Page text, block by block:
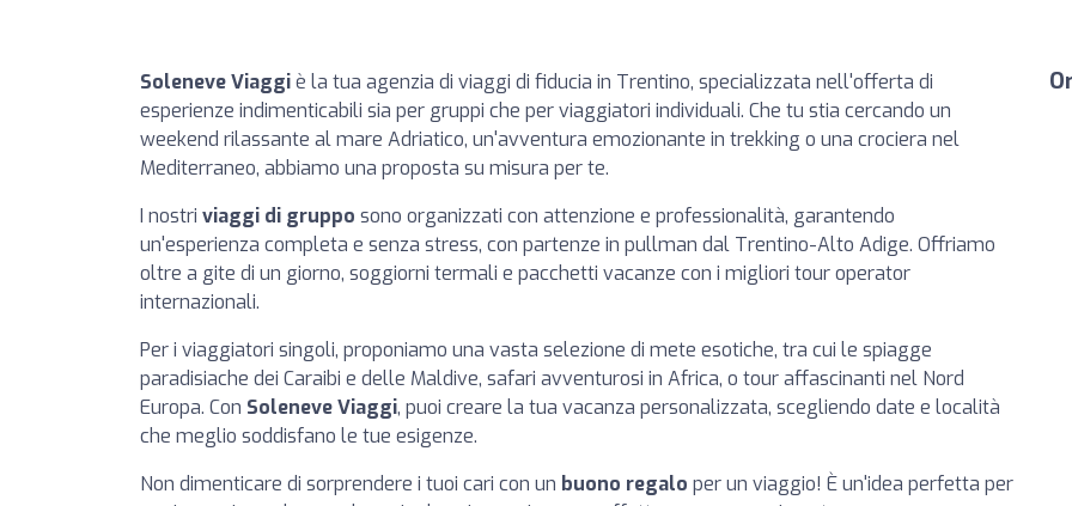
Soleneve Viaggiè la tua agenzia di viaggi di fiducia in Trentino, specializzata nell'offerta di
esperienze indimenticabili sia per gruppi che per viaggiatori individuali. Che tu stia cercando un
weekend rilassante al mare Adriatico, un'avventura emozionante in trekking o una crociera nel
Mediterraneo, abbiamo una proposta su misura per te.
I nostri viaggi di gruppo sono organizzati con attenzione e professionalità, garantendo
un'esperienza completa e senza stress, con partenze in pullman dal Trentino-Alto Adige. Offriamo
oltre a gite di un giorno, soggiorni termali e pacchetti vacanze con i migliori tour operator
internazionali.
Per i viaggiatori singoli, proponiamo una vasta selezione di mete esotiche, tra cui le spiagge
paradisiache dei Caraibi e delle Maldive, safari avventurosi in Africa, o tour affascinanti nel Nord
Europa. Con Soleneve Viaggi, puoi creare la tua vacanza personalizzata, scegliendo date e località
che meglio soddisfano le tue esigenze.
Non dimenticare di sorprendere i tuoi cari con un buono regalo per un viaggio! È un'idea perfetta per